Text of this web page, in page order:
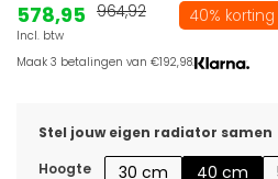
578,95
Incl. btw
964,92 40% korting
Maak 3 betalingen van €192,98.
Stel jouw eigen radiator samen
Hoogte
30 cm 40 cm